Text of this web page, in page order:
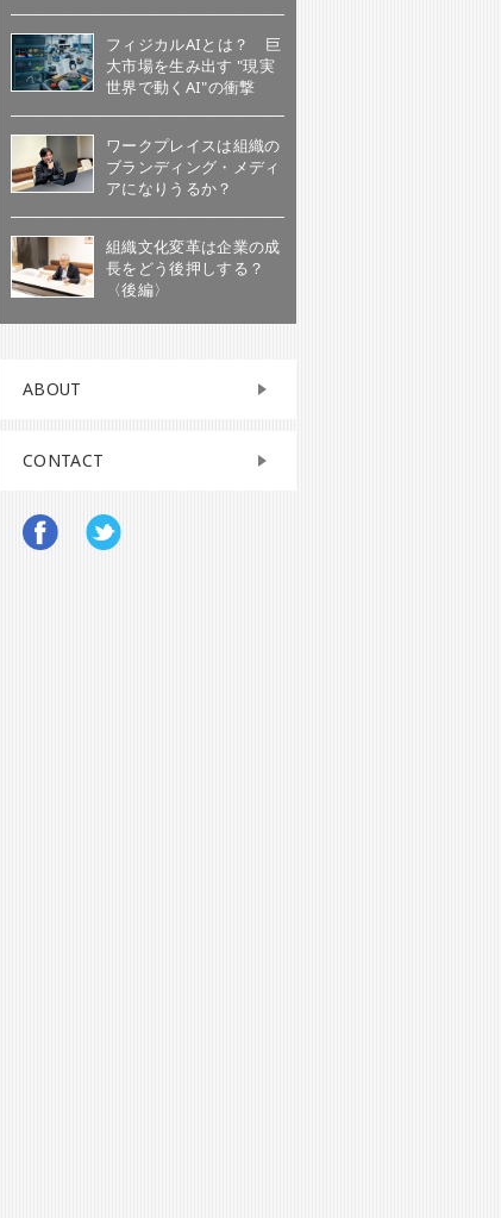
フィジカルAIとは？ 巨
大市場を生み出す "現実
世界で動くAI"の衝撃
ワークプレイスは組織の
ブランディング・メディ
アになりうるか？
組織文化変革は企業の成
長をどう後押しする？
〈後編〉
ABOUT
CONTACT